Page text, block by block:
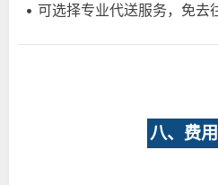
• 可选择专业代送服务，免去
八、费